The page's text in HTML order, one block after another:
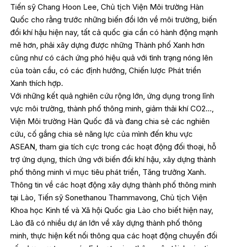
Tiến sỹ Chang Hoon Lee, Chủ tịch Viện Môi trường Hàn
Quốc cho rằng trước những biến đổi lớn về môi trường, biến
đổi khí hậu hiện nay, tất cả quốc gia cần có hành động mạnh
mẽ hơn, phải xây dựng được những Thành phố Xanh hơn
cũng như có cách ứng phó hiệu quả với tình trạng nóng lên
của toàn cầu, có các định hướng, Chiến lược Phát triển
Xanh thích hợp.
Với những kết quả nghiên cứu rộng lớn, ứng dụng trong lĩnh
vực môi trường, thành phố thông minh, giảm thải khí CO2…,
Viện Môi trường Hàn Quốc đã và đang chia sẻ các nghiên
cứu, cố gắng chia sẻ năng lực của mình đến khu vực
ASEAN, tham gia tích cực trong các hoạt động đối thoại, hỗ
trợ ứng dụng, thích ứng với biến đổi khí hậu, xây dựng thành
phố thông minh vì mục tiêu phát triển, Tăng trưởng Xanh.
Thông tin về các hoạt động xây dựng thành phố thông minh
tại Lào, Tiến sỹ Sonethanou Thammavong, Chủ tịch Viện
Khoa học Kinh tế và Xã hội Quốc gia Lào cho biết hiện nay,
Lào đã có nhiều dự án lớn về xây dựng thành phố thông
minh, thực hiện kết nối thông qua các hoạt động chuyển đối